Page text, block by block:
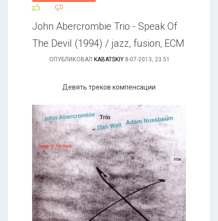
John Abercrombie Trio - Speak Of
The Devil (1994) / jazz, fusion, ECM
ОПУБЛИКОВАЛ KABATSKIY 8-07-2013, 23:51
Девять треков компенсации